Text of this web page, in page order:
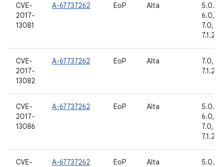
CVE-
2017-
13081
A-67737262 EoP Alta
5.0.2,
6.0,
7.0,
7.1.2,
CVE-
2017-
13082
A-67737262 EoP Alta
7.0,
7.1.2,
CVE-
2017-
13086
A-67737262 EoP Alta
5.0.2,
6.0,
7.0,
7.1.2,
CVE-
A-67737262 EoP Alta
5.0.2,